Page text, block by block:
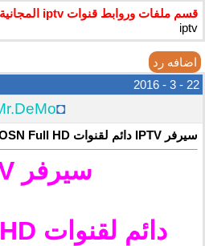
قسم ملفات وروابط قنوات iptv المجانية
iptv
اضافه رد
22 - 3 - 2016
◘
سيرفر IPTV دائم لقنوات OSN Full HD يعمل لفترة طويلة 22/3/2016
سيرفر IPTV
دائم لقنوات OSN Full HD